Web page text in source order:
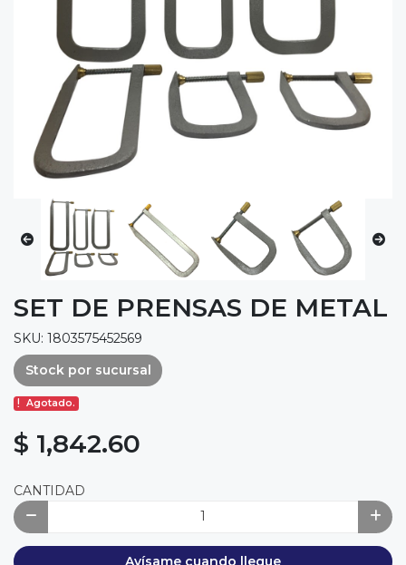
SET DE PRENSAS DE METAL
SKU: 1803575452569
Stock por sucursal
Agotado.
$ 1,842.60
CANTIDAD
Avísame cuando llegue